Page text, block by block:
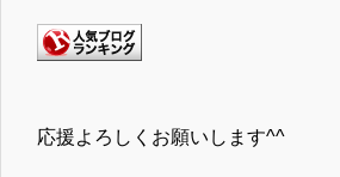
応援よろしくお願いします^^